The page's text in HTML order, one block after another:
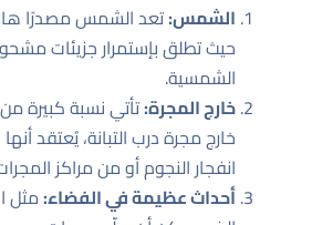
الشمس:تعد الشمس مصدرًا
حيث تطلق بإستمرار جزيئات
الشمسية.
خارج المجرة:تأتي نسبة كبيرة
خارج مجرة درب التبانة، يُعتقد
انفجار النجوم أو من مراكز
أحداث عظيمة في الفضاء:مثل